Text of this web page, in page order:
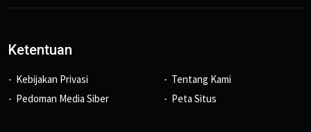
Ketentuan
Kebijakan Privasi
Pedoman Media Siber
Tentang Kami
Peta Situs